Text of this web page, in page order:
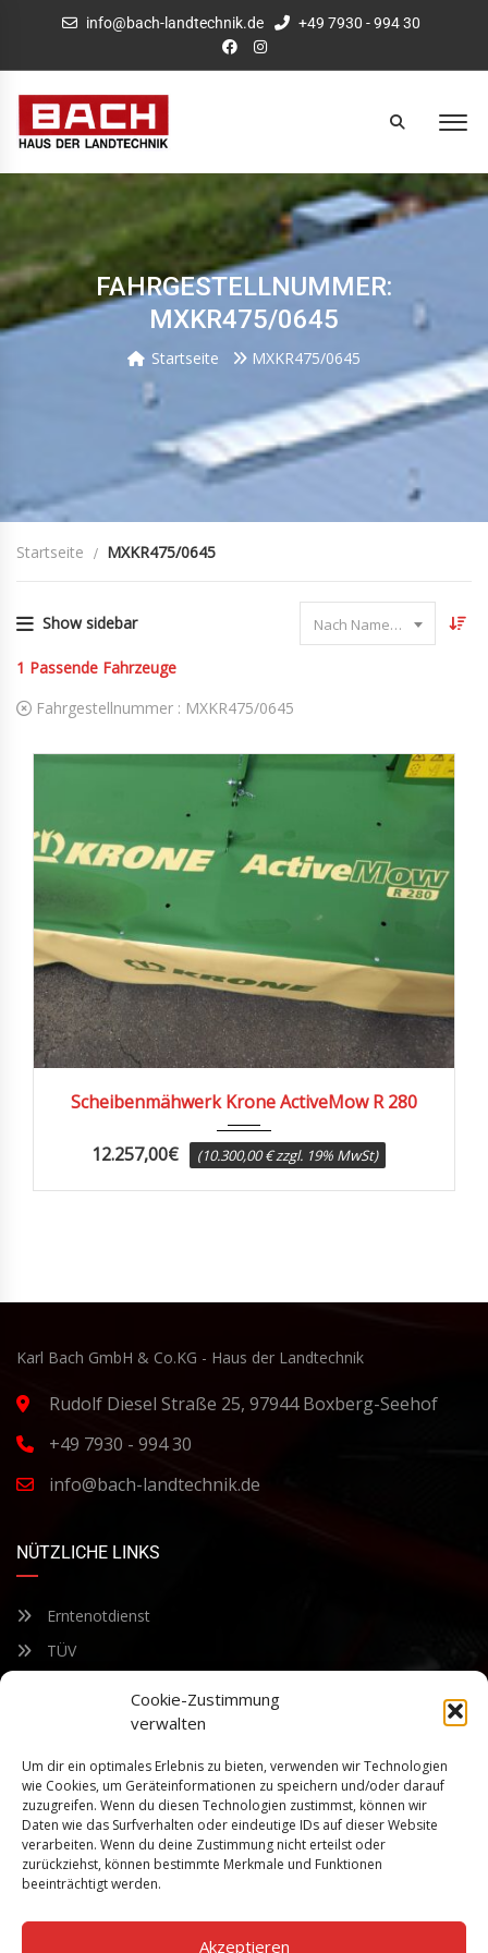
Cookie-Zustimmung
verwalten
Um dir ein optimales Erlebnis zu bieten, verwenden wir Technologien
wie Cookies, um Geräteinformationen zu speichern und/oder darauf
zuzugreifen. Wenn du diesen Technologien zustimmst, können wir
Daten wie das Surfverhalten oder eindeutige IDs auf dieser Website
verarbeiten. Wenn du deine Zustimmung nicht erteilst oder
zurückziehst, können bestimmte Merkmale und Funktionen
beeinträchtigt werden.
Akzeptieren
info@bach-landtechnik.de +49 7930 - 994 30
FAHRGESTELLNUMMER:
MXKR475/0645
Startseite MXKR475/0645
Startseite MXKR475/0645
Show sidebar Nach Name sortieren
1 Passende Fahrzeuge
Fahrgestellnummer : MXKR475/0645
Scheibenmähwerk Krone ActiveMow R 280
12.257,00€ (10.300,00 € zzgl. 19% MwSt)
Karl Bach GmbH & Co.KG - Haus der Landtechnik
Rudolf Diesel Straße 25, 97944 Boxberg-Seehof
+49 7930 - 994 30
info@bach-landtechnik.de
NÜTZLICHE LINKS
Erntenotdienst
TÜV
Bleiben Sie auf dem Laufenden über unsere sich ständig
weiterentwickelnden Produkteigenschaften und Technologien.
Geben Sie Ihre E-Mail-Adresse ein und abonnieren Sie unseren
Newsletter.